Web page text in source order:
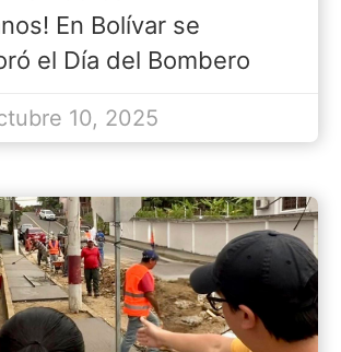
En Bolívar se
el Día del Bombero
10, 2025